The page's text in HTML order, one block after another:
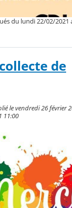
du lundi 22/02/2021
de
le vendredi 26 février
11:00